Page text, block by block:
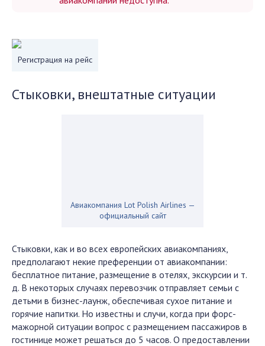
Регистрация на рейс
Стыковки, внештатные ситуации
Авиакомпания Lot Polish Airlines —
официальный сайт
Стыковки, как и во всех европейских авиакомпаниях,
предполагают некие преференции от авиакомпании:
бесплатное питание, размещение в отелях, экскурсии и т.
д. В некоторых случаях перевозчик отправляет семьи с
детьми в бизнес-лаунж, обеспечивая сухое питание и
горячие напитки. Но известны и случи, когда при форс-
мажорной ситуации вопрос с размещением пассажиров в
гостинице может решаться до 5 часов. О предоставлении